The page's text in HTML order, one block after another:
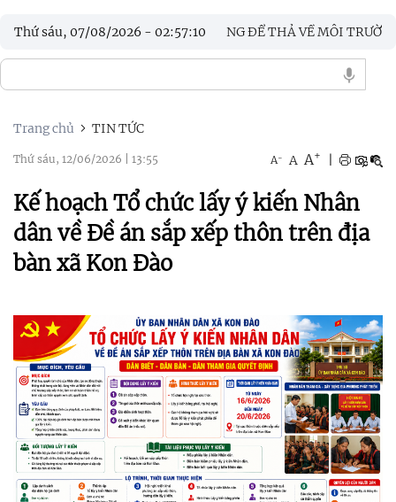
Thứ sáu, 07/08/2026 - 02:57:12
QUAN CHỨC NĂNG ĐỂ THẢ VỀ MÔI TRƯỜNG TỰ NHIÊN
HÀNH ĐỘNG PHÒNG, CHỐNG MA TÚY NĂM 2026
Trang chủ TIN TỨC
Thứ sáu, 12/06/2026 13:55 A- A A+
Kế hoạch Tổ chức lấy ý kiến Nhân
dân về Đề án sắp xếp thôn trên địa
bàn xã Kon Đào